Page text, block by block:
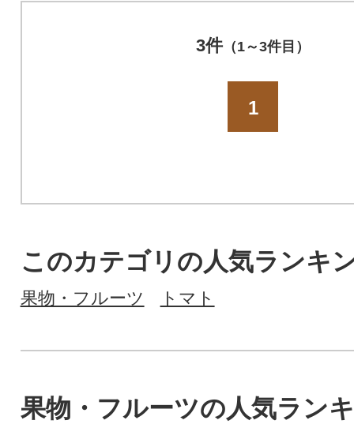
3件（1～3件目）
1
このカテゴリの人気ランキ
果物・フルーツ トマト
果物・フルーツの人気ラン